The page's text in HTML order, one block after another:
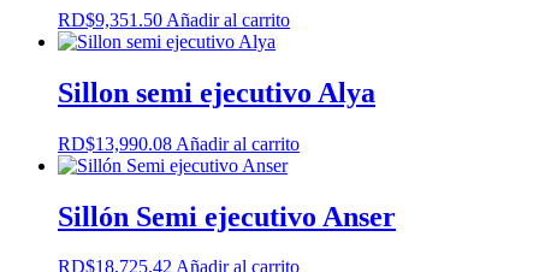
RD$9,351.50 Añadir al carrito
Sillon semi ejecutivo Alya
RD$13,990.08 Añadir al carrito
Sillón Semi ejecutivo Anser
RD$18,725.42 Añadir al carrito